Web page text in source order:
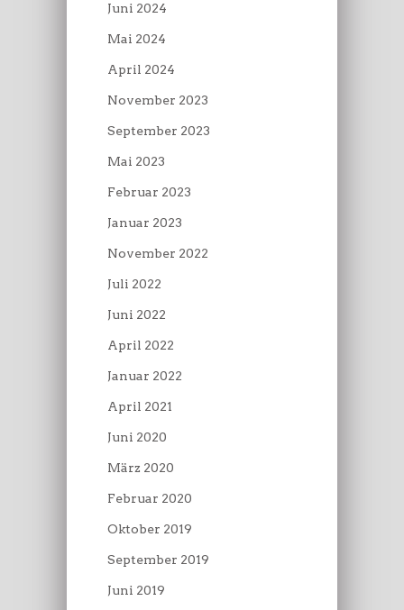
Juni 2024
Mai 2024
April 2024
November 2023
September 2023
Mai 2023
Februar 2023
Januar 2023
November 2022
Juli 2022
Juni 2022
April 2022
Januar 2022
April 2021
Juni 2020
März 2020
Februar 2020
Oktober 2019
September 2019
Juni 2019